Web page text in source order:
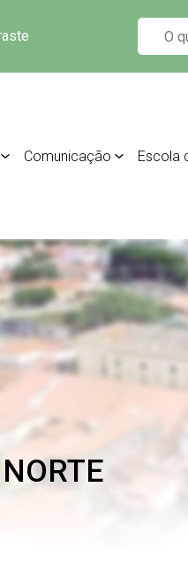
Comunicação Escola